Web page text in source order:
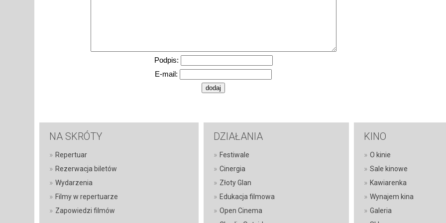
Podpis:
E-mail:
NA SKRÓTY
» Repertuar
» Rezerwacja biletów
» Wydarzenia
» Filmy w repertuarze
» Zapowiedzi filmów
DZIAŁANIA
» Festiwale
» Cinergia
» Złoty Glan
» Edukacja filmowa
» Open Cinema
KINO
» O kinie
» Sale kinowe
» Kawiarenka
» Wynajem kina
» Galeria